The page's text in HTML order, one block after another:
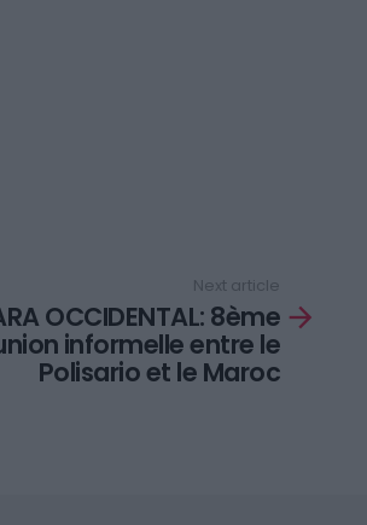
Next article
OCCIDENTAL: 8ème
informelle entre le
Polisario et le Maroc